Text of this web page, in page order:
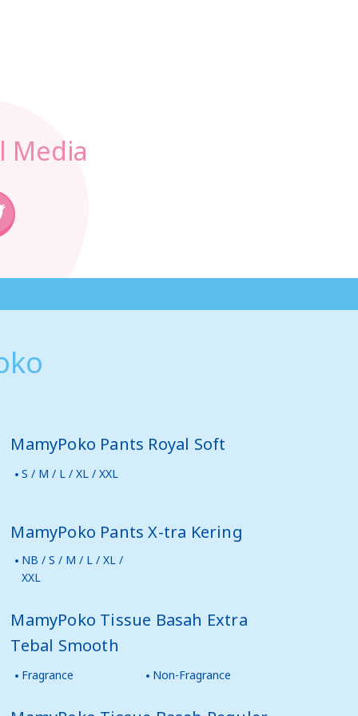
Media
MamyPoko Pants Royal Soft
S / M / L / XL / XXL
MamyPoko Pants X-tra Kering
NB / S / M / L / XL /
XXL
MamyPoko Tissue Basah Extra
Tebal Smooth
Fragrance Non-Fragrance